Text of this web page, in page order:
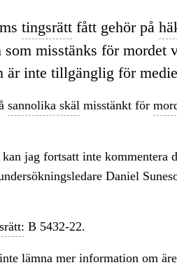
tingsrättfått gehör på
som misstänks för mordet
är inte tillgänglig för
sannolika skäl misstänkt för
jag fortsatt inte kommentera
Daniel
B 5432-22.
lämna mer information om